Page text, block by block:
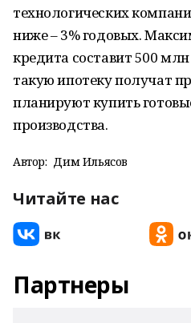
технологических
ниже – 3% годовых.
кредита составит 500
такую ипотеку получат
планируют купить
производства.
Автор: Дим Ильясов
Читайте нас
Партнеры